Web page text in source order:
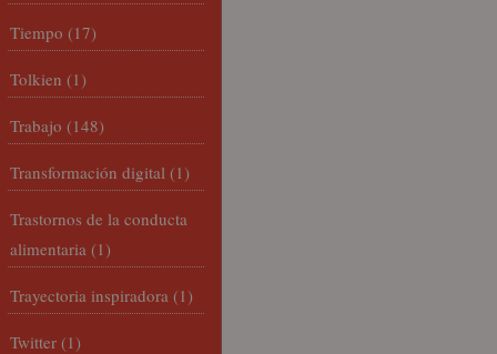
Tiempo (17)
Tolkien (1)
Trabajo (148)
Transformación digital (1)
Trastornos de la conducta
alimentaria (1)
Trayectoria inspiradora (1)
Twitter (1)